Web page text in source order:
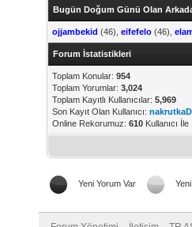
Bugün Doğum Günü Olan
ojjambekid (46), eifefelo (46),
Forum İstatistikleri
Toplam Konular: 954
Toplam Yorumlar: 3,024
Toplam Kayıtlı Kullanıcılar: 5,969
Son Kayıt Olan Kullanıcı:
Online Rekorumuz: 610 Kullanıcı
Yeni Yorum Var